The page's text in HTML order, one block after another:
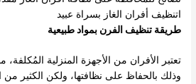
اتنظيف أفران الغاز بسراة عبيد
طريقة تنظيف الفرن بمواد طبيعية
تعتبر الأفران من الأجهزة المنزلية المُكلفة،
وذلك بالحفاظ على نظافتها، ولكن الكثير